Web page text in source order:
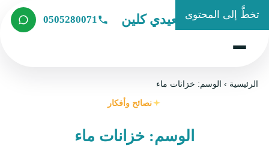
تخطَّ إلى المحتوى
شركة الصعيدي كلين 0505280071
الرئيسية ›الوسم: خزانات ماء
نصائح وأفكار
الوسم: خزانات ماء